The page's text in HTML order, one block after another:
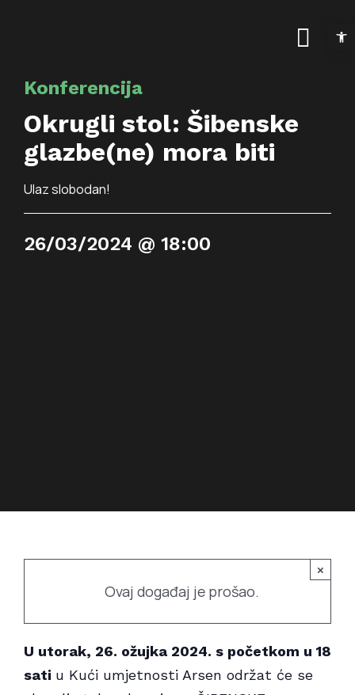
Kalendar događanja
Info
Traži...
Konferencija
Okrugli stol: Šibenske
glazbe(ne) mora biti
Ulaz slobodan!
26/03/2024 @ 18:00
×
Ovaj događaj je prošao.
U utorak, 26. ožujka 2024. s početkom u 18
sati u Kući umjetnosti Arsen održat će se
Open